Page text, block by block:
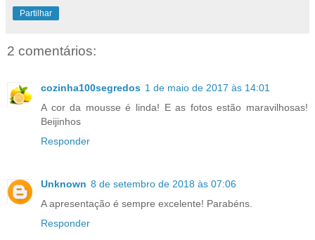
Partilhar
2 comentários:
cozinha100segredos 1 de maio de 2017 às 14:01
A cor da mousse é linda! E as fotos estão maravilhosas!
Beijinhos
Responder
Unknown 8 de setembro de 2018 às 07:06
A apresentação é sempre excelente! Parabéns.
Responder